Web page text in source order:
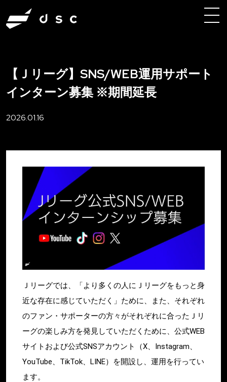
【Ｊリーグ】SNS/WEB運用サポート
インターン募集 ※期間延長
2026.01.16
Ｊリーグでは、「より多くの人にＪリーグをもっと身
近な存在に感じていただく」ために、また、それぞれ
のファン・サポーターの方々がそれぞれに合ったＪリ
ーグの楽しみ方を発見していただくために、公式WEB
サイトおよび公式SNSアカウント（X、Instagram、
YouTube、TikTok、LINE）を開設し、運用を行ってい
ます。